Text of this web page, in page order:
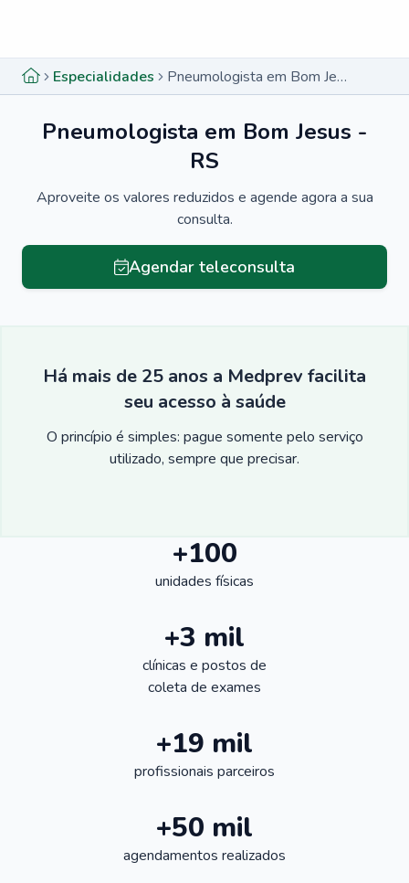
Especialidades Pneumologista em Bom Jesus - RS
Pneumologista em Bom Jesus -
RS
Aproveite os valores reduzidos e agende agora a sua
consulta.
Agendar teleconsulta
Há mais de 25 anos a Medprev facilita
seu acesso à saúde
O princípio é simples: pague somente pelo serviço
utilizado, sempre que precisar.
+100
unidades físicas
+3 mil
clínicas e postos de
coleta de exames
+19 mil
profissionais parceiros
+50 mil
agendamentos realizados